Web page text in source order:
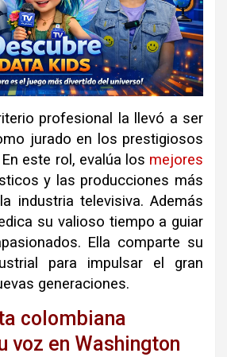
profesional la llevó a ser
jurado en los prestigiosos
este rol, evalúa los mejores
y las producciones más
industria televisiva. Además
su valioso tiempo a guiar
Ella comparte su
para impulsar el gran
generaciones.
colombiana
voz en Washington